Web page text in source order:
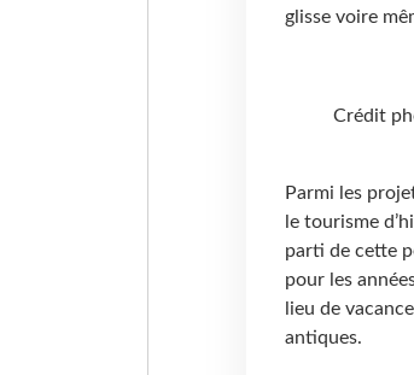
glisse voire
Crédit
Parmi les
le tourisme
parti de cette
pour les
lieu de
antiques.